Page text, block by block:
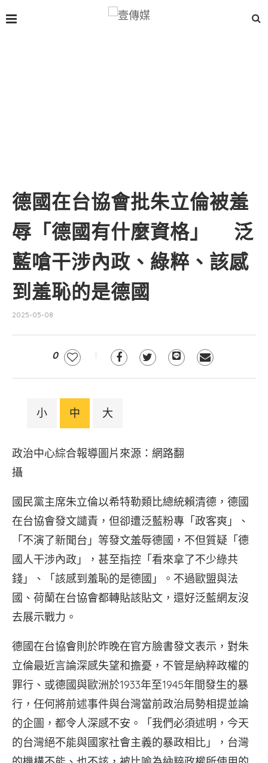
德國在台協會批朱立倫被羞
辱「德國有什麼資格」 泛
藍嗆干涉內政、綠粹、該感
到羞恥的是德國
2025-05-08
0
小 中 大
政治中心綜合報導圖片來源：網路翻
攝
國民黨主席朱立倫以希特勒類比總統賴清德，德國
在台協會發文譴責，但卻遭泛藍粉專「政客爽」、
「不演了新聞台」等發文羞辱德國，不但質疑「德
國人干涉內政」，甚至指控「看來拿了不少綠共
錢」、「該感到羞恥的是德國」。不過歐盟與法
國、荷蘭在台協會都轉貼該貼文，還好泛藍網友沒
去展示戰力。
德國在台協會則於昨晚在官方臉書發文表示，對朱
立倫最近言論深感失望和擔憂，不管是納粹政權的
罪行、或德國與歐洲於1933年至1945年間發生的暴
行，任何將前述事件與台灣當前政治局勢相提並論
的企圖，都令人深感不安。「我們必須述明，今天
的台灣絕不能與國家社會主義的暴政相比」，台灣